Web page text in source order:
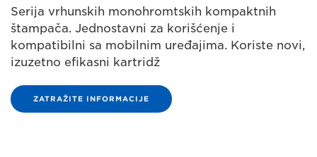
Serija vrhunskih monohromtskih kompaktnih
štampača. Jednostavni za korišćenje i
kompatibilni sa mobilnim uređajima. Koriste novi,
izuzetno efikasni kartridž
ZATRAŽITE INFORMACIJE